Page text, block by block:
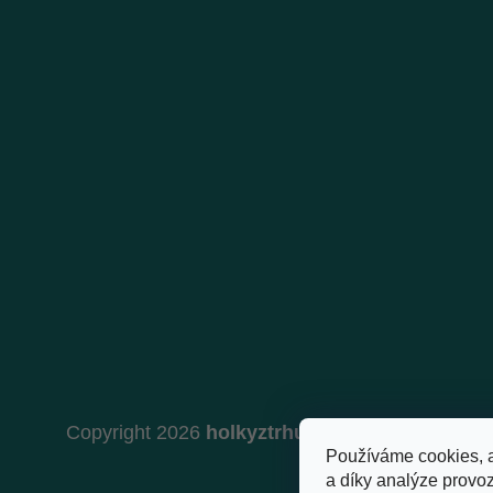
Používáme cookies,
a díky analýze
Copyright 2026 holkyztrhu.cz